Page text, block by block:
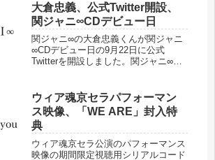
大倉忠義、公式Twitter開設、
関ジャニ∞CDデビュー日
関ジャニ∞の大倉忠義くんが関ジャニ
∞CDデビュー日の9月22日に公式
Twitterを開設しました。関ジャニ∞の
ウィア魂京セラパフォーマン
ス映像、「WE ARE」封入特
典
ウィア魂京セラ公演のパフォーマンス
映像の期間限定視聴用シリアルコード